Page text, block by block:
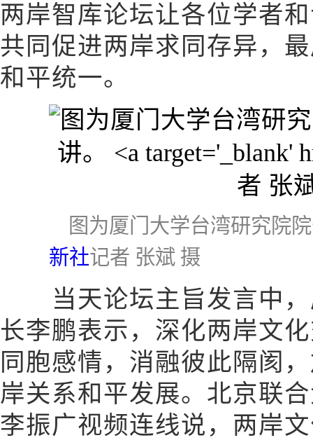
两岸智库论坛让各位学者
共同促进两岸求同存异，
和平统一。
图为厦门大学台湾研究院
新社记者 张斌 摄
当天论坛主旨发言中，
长李鹏表示，深化两岸文
同胞感情，消融彼此隔阂
岸关系和平发展。北京联
李振广视频连线说，两岸